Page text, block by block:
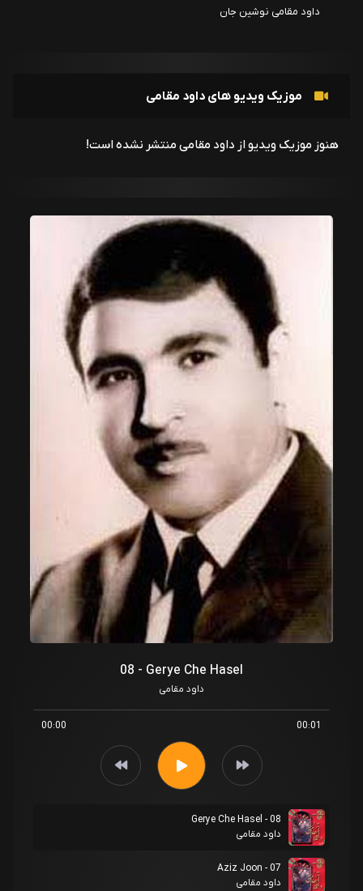
داود مقامی نوشین جان
موزیک ویدیو های داود مقامی
هنوز موزیک ویدیو از داود مقامی منتشر نشده است!
08 - Gerye Che Hasel
داود مقامی
00:00 00:01
08 - Gerye Che Hasel
داود مقامی
07 - Aziz Joon
داود مقامی